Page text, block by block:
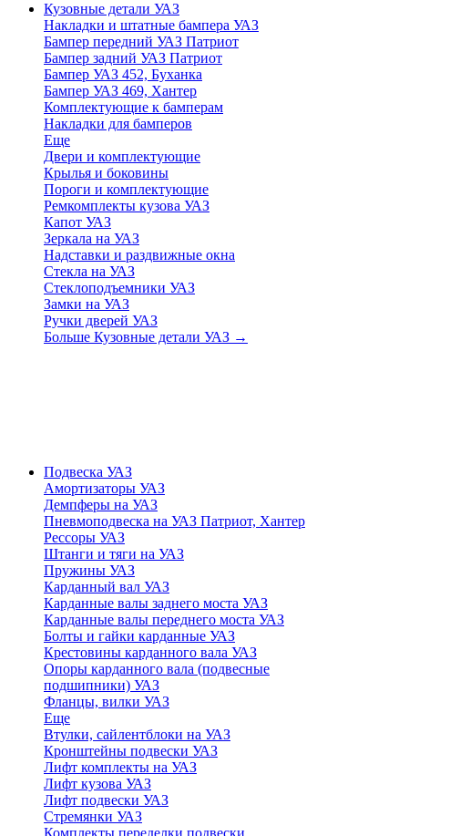
Кузовные детали УАЗ
Накладки и штатные бампера УАЗ
Бампер передний УАЗ Патриот
Бампер задний УАЗ Патриот
Бампер УАЗ 452, Буханка
Бампер УАЗ 469, Хантер
Комплектующие к бамперам
Накладки для бамперов
Еще
Двери и комплектующие
Крылья и боковины
Пороги и комплектующие
Ремкомплекты кузова УАЗ
Капот УАЗ
Зеркала на УАЗ
Надставки и раздвижные окна
Стекла на УАЗ
Стеклоподъемники УАЗ
Замки на УАЗ
Ручки дверей УАЗ
Больше Кузовные детали УАЗ →
Подвеска УАЗ
Амортизаторы УАЗ
Демпферы на УАЗ
Пневмоподвеска на УАЗ Патриот, Хантер
Рессоры УАЗ
Штанги и тяги на УАЗ
Пружины УАЗ
Карданный вал УАЗ
Карданные валы заднего моста УАЗ
Карданные валы переднего моста УАЗ
Болты и гайки карданные УАЗ
Крестовины карданного вала УАЗ
Опоры карданного вала (подвесные
подшипники) УАЗ
Фланцы, вилки УАЗ
Еще
Втулки, сайлентблоки на УАЗ
Кронштейны подвески УАЗ
Лифт комплекты на УАЗ
Лифт кузова УАЗ
Лифт подвески УАЗ
Стремянки УАЗ
Комплекты переделки подвески